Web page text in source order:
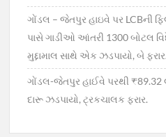
ગોંડલ – જેતપુર હાઇવે પર LCBની
પાસે ગાડીઓ આંતરી 1300 બોટલ
મુદ્દામાલ સાથે એક ઝડપાયો, બે ફરાર.
ગોંડલ-જેતપુર હાઈવે પરથી ₹89.32
દારૂ ઝડપાયો, ટ્રકચાલક ફરાર.